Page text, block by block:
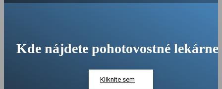
Kde nájdete pohotovostné
Kliknite sem